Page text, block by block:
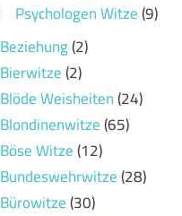
Psychologen Witze(9)
Beziehung(2)
Bierwitze(2)
Blöde Weisheiten(24)
Blondinenwitze(65)
Böse Witze(12)
Bundeswehrwitze(28)
Bürowitze(30)